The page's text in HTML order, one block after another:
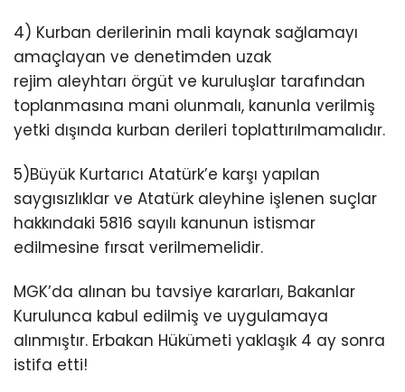
4) Kurban derilerinin mali kaynak sağlamayı
amaçlayan ve denetimden uzak
rejim aleyhtarı örgüt ve kuruluşlar tarafından
toplanmasına mani olunmalı, kanunla verilmiş
yetki dışında kurban derileri toplattırılmamalıdır.
5)Büyük Kurtarıcı Atatürk’e karşı yapılan
saygısızlıklar ve Atatürk aleyhine işlenen suçlar
hakkındaki 5816 sayılı kanunun istismar
edilmesine fırsat verilmemelidir.
MGK’da alınan bu tavsiye kararları, Bakanlar
Kurulunca kabul edilmiş ve uygulamaya
alınmıştır. Erbakan Hükümeti yaklaşık 4 ay sonra
istifa etti!